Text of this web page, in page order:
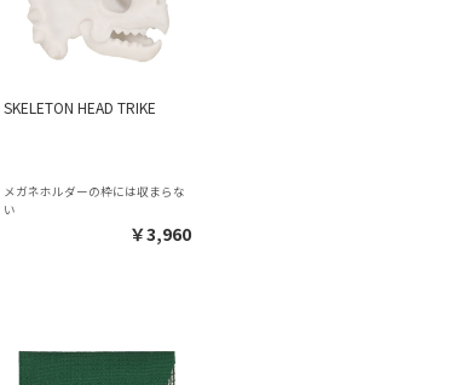
SKELETON HEAD TRIKE
メガネホルダーの枠には収まらな
い
￥3,960